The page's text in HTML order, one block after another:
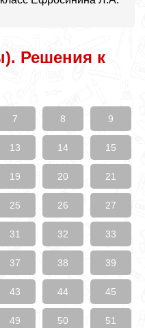
Решения к
7 8 9
13 14 15
19 20 21
25 26 27
31 32 33
37 38 39
43 44 45
49 50 51